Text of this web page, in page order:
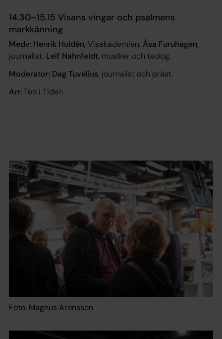
14.30–15.15 Visans vingar och psalmens
markkänning
Medv: Henrik Huldén, Visakademien;Åsa Furuhagen,
journalist, Leif Nahnfeldt, musiker och teolog.
Moderator: Dag Tuvelius, journalist och präst.
Arr:Teo i Tiden
Foto: Magnus Aronsson